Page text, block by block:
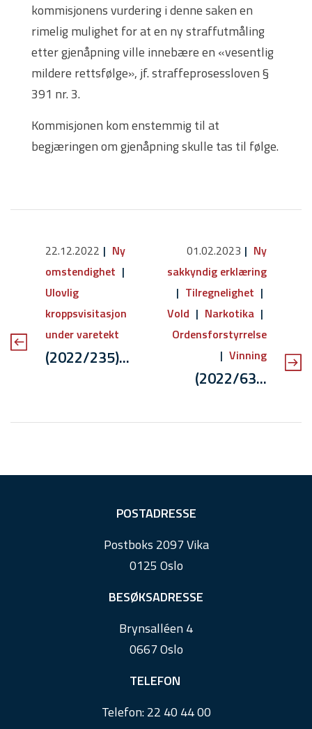
kommisjonens vurdering i denne saken en
rimelig mulighet for at en ny straffutmåling
etter gjenåpning ville innebære en «vesentlig
mildere rettsfølge», jf. straffeprosessloven §
391 nr. 3.
Kommisjonen kom enstemmig til at
begjæringen om gjenåpning skulle tas til følge.
22.12.2022
Ny
omstendighet
Ulovlig
kroppsvisitasjon
under varetekt
(2022/235)...
01.02.2023
Ny
sakkyndig erklæring
Tilregnelighet
Vold
Narkotika
Ordensforstyrrelse
Vinning
(2022/63...
POSTADRESSE
Postboks 2097 Vika
0125 Oslo
BESØKSADRESSE
Brynsalléen 4
0667 Oslo
TELEFON
Telefon:22 40 44 00